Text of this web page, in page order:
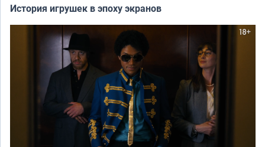
История игрушек в эпоху экранов